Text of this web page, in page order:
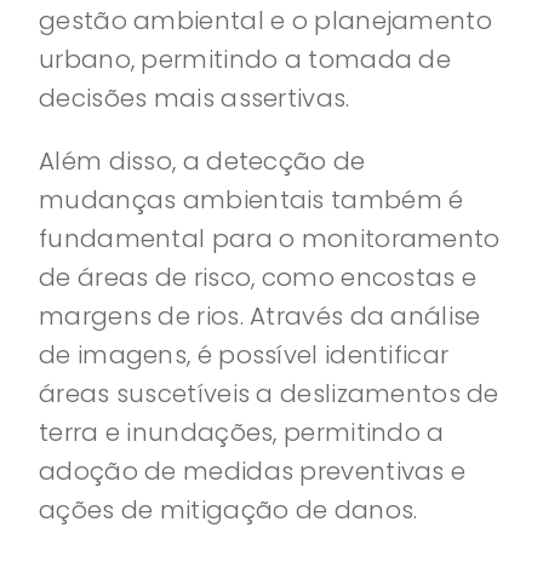
gestão ambiental e o planejamento
urbano, permitindo a tomada de
decisões mais assertivas.
Além disso, a detecção de
mudanças ambientais também é
fundamental para o monitoramento
de áreas de risco, como encostas e
margens de rios. Através da análise
de imagens, é possível identificar
áreas suscetíveis a deslizamentos de
terra e inundações, permitindo a
adoção de medidas preventivas e
ações de mitigação de danos.